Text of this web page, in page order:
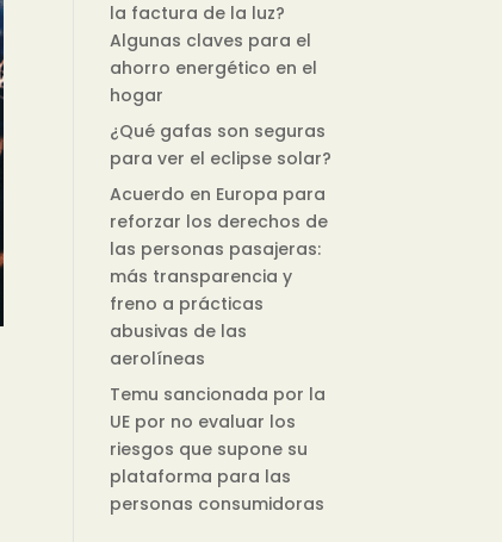
la factura de la luz?
Algunas claves para el
ahorro energético en el
hogar
¿Qué gafas son seguras
para ver el eclipse solar?
Acuerdo en Europa para
reforzar los derechos de
las personas pasajeras:
más transparencia y
freno a prácticas
abusivas de las
aerolíneas
Temu sancionada por la
UE por no evaluar los
riesgos que supone su
plataforma para las
personas consumidoras